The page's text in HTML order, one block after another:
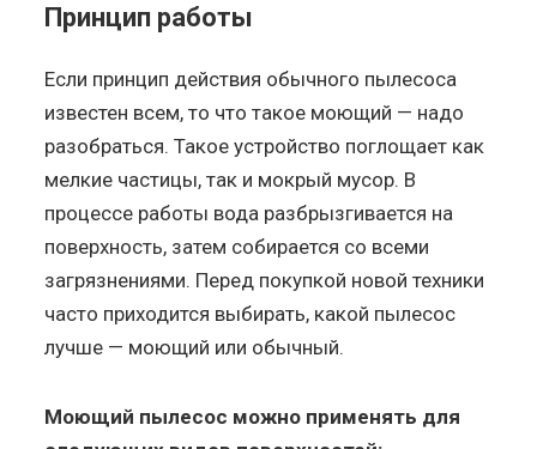
Принцип работы
Если принцип действия обычного пылесоса
известен всем, то что такое моющий — надо
разобраться. Такое устройство поглощает как
мелкие частицы, так и мокрый мусор. В
процессе работы вода разбрызгивается на
поверхность, затем собирается со всеми
загрязнениями. Перед покупкой новой техники
часто приходится выбирать, какой пылесос
лучше — моющий или обычный.
Моющий пылесос можно применять для